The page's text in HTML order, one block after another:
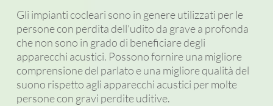
Gli impianti cocleari sono in genere utilizzati per le
persone con perdita dell'udito da grave a profonda
che non sono in grado di beneficiare degli
apparecchi acustici. Possono fornire una migliore
comprensione del parlato e una migliore qualità del
suono rispetto agli apparecchi acustici per molte
persone con gravi perdite uditive.